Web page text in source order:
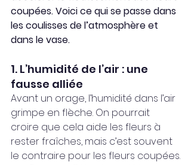
coupées. Voici ce qui se passe dans
les coulisses de l’atmosphère et
dans le vase.
1. L’humidité de l’air : une
fausse alliée
Avant un orage, l’humidité dans l’air
grimpe en flèche. On pourrait
croire que cela aide les fleurs à
rester fraîches, mais c’est souvent
le contraire pour les fleurs coupées.